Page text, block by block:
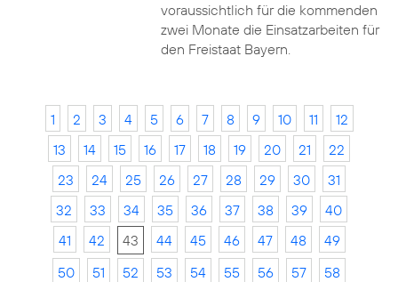
voraussichtlich für die kommenden
zwei Monate die Einsatzarbeiten für
den Freistaat Bayern.
1 2 3 4 5 6 7 8 9 10 11
12
13
14 15 16 17 18 19 20 21
22
23
24 25 26 27 28 29 30
31
32
33 34 35 36 37 38 39
40
41
42 43 44 45 46 47 48
49
50
51 52 53 54 55 56 57
58